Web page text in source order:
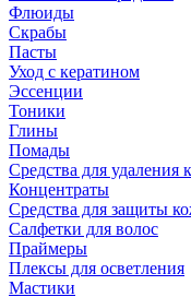
Флюиды
Скрабы
Пасты
Уход с кератином
Эссенции
Тоники
Глины
Помады
Средства для удаления
Концентраты
Средства для защиты
Салфетки для волос
Праймеры
Плексы для осветления
Мастики